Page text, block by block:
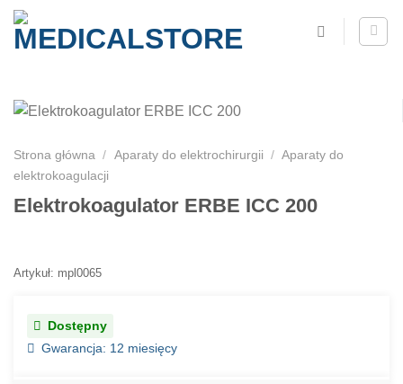
Strona główna / Aparaty do elektrochirurgii / Aparaty do
elektrokoagulacji
Elektrokoagulator ERBE ICC 200
Artykuł: mpl0065
Dostępny
Gwarancja: 12 miesięcy